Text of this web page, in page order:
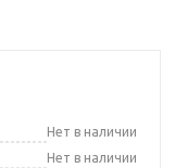
Нет в наличии
Нет в наличии